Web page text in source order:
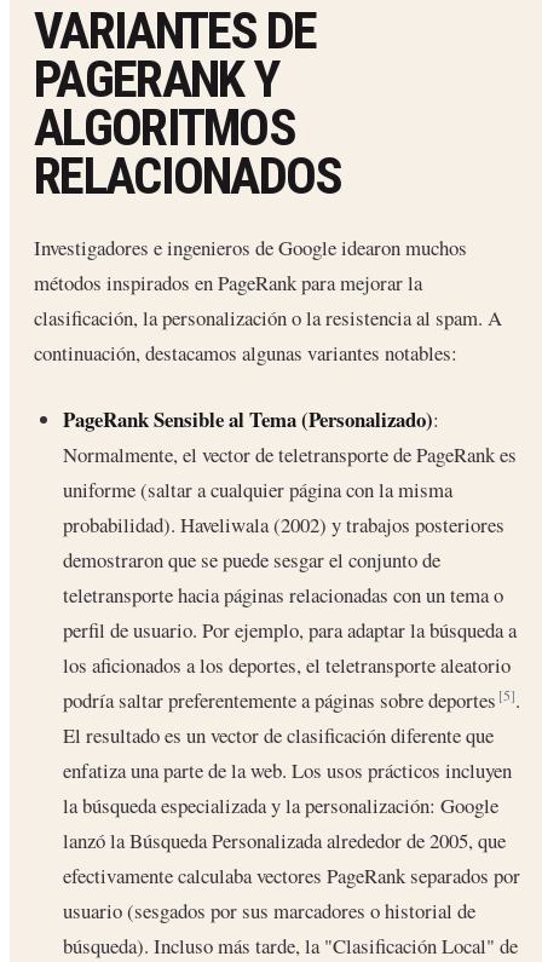
VARIANTES DE
PAGERANK Y
ALGORITMOS
RELACIONADOS
Investigadores e ingenieros de Google idearon muchos
métodos inspirados en PageRank para mejorar la
clasificación, la personalización o la resistencia al spam. A
continuación, destacamos algunas variantes notables:
PageRank Sensible al Tema (Personalizado):
Normalmente, el vector de teletransporte de PageRank es
uniforme (saltar a cualquier página con la misma
probabilidad). Haveliwala (2002) y trabajos posteriores
demostraron que se puede sesgar el conjunto de
teletransporte hacia páginas relacionadas con un tema o
perfil de usuario. Por ejemplo, para adaptar la búsqueda a
los aficionados a los deportes, el teletransporte aleatorio
podría saltar preferentemente a páginas sobre deportes[5].
El resultado es un vector de clasificación diferente que
enfatiza una parte de la web. Los usos prácticos incluyen
la búsqueda especializada y la personalización: Google
lanzó la Búsqueda Personalizada alrededor de 2005, que
efectivamente calculaba vectores PageRank separados por
usuario (sesgados por sus marcadores o historial de
búsqueda). Incluso más tarde, la "Clasificación Local" de